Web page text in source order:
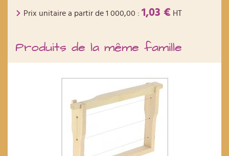
Prix unitaire a partir de 1 000,00 : 1,03 € HT
Produits de la même famille